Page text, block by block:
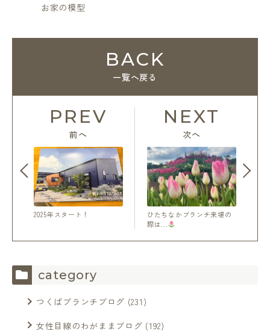
お家の模型
PREV
前へ
2025年スタート！
BACK
一覧へ戻る
ひたちなかブランチ来場の
際は...
NEXT
次へ
category
つくばブランチブログ (231)
女性目線のわがままブログ (192)